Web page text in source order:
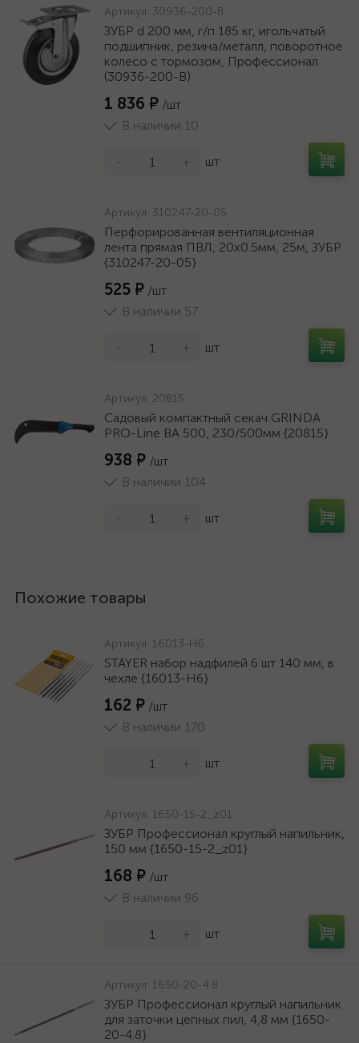
Артикул: 30936-200-B
ЗУБР d 200 мм, г/п 185 кг, игольчатый
подшипник, резина/металл, поворотное
колесо c тормозом, Профессионал
(30936-200-B)
1 836 ₽ /шт
В наличии 10
- + шт
Артикул: 310247-20-05
Перфорированная вентиляционная
лента прямая ПВЛ, 20х0.5мм, 25м, ЗУБР
{310247-20-05}
525 ₽ /шт
В наличии 57
- + шт
Артикул: 20815
Садовый компактный секач GRINDA
PRO-Line BA 500, 230/500мм {20815}
938 ₽ /шт
В наличии 104
- + шт
Похожие товары
Артикул: 16013-H6
STAYER набор надфилей 6 шт 140 мм, в
чехле {16013-H6}
162 ₽ /шт
В наличии 170
+ шт
Артикул: 1650-15-2_z01
ЗУБР Профессионал круглый напильник,
150 мм {1650-15-2_z01}
168 ₽ /шт
В наличии 96
+ шт
Артикул: 1650-20-4.8
ЗУБР Профессионал круглый напильник
для заточки цепных пил, 4,8 мм {1650-
20-4.8}